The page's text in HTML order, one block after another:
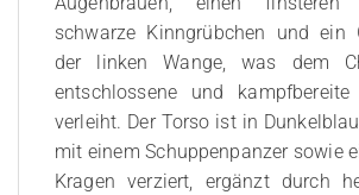
schwarze Kinngrübchen und ein
der linken Wange, was dem
entschlossene und kampfbereite
verleiht. Der Torso ist in
mit einem Schuppenpanzer sowie
Kragen verziert, ergänzt durch